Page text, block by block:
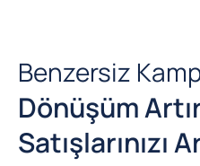
Benzersiz
Dönüşüm
Satışlarınızı